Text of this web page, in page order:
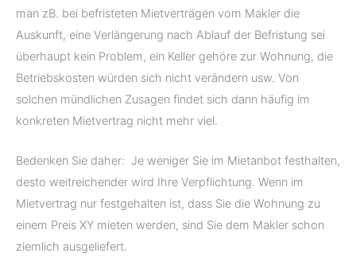
man zB. bei befristeten Mietverträgen vom Makler die
Auskunft, eine Verlängerung nach Ablauf der Befristung sei
überhaupt kein Problem, ein Keller gehöre zur Wohnung, die
Betriebskosten würden sich nicht verändern usw. Von
solchen mündlichen Zusagen findet sich dann häufig im
konkreten Mietvertrag nicht mehr viel.
Bedenken Sie daher: Je weniger Sie im Mietanbot festhalten,
desto weitreichender wird Ihre Verpflichtung. Wenn im
Mietvertrag nur festgehalten ist, dass Sie die Wohnung zu
einem Preis XY mieten werden, sind Sie dem Makler schon
ziemlich ausgeliefert.